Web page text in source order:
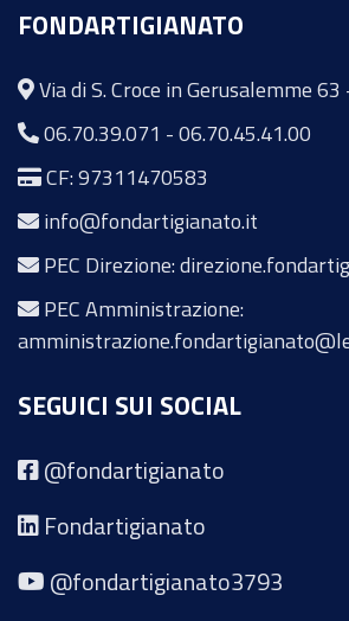
FONDARTIGIANATO
Via di S. Croce in Gerusalemme
06.70.39.071 -06.70.45.41.00
CF: 97311470583
info@fondartigianato.it
PEC Direzione:
PEC Amministrazione:
SEGUICI SUI SOCIAL
@fondartigianato
Fondartigianato
@fondartigianato3793